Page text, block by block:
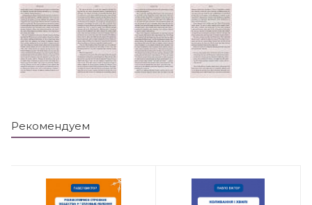
Рекомендуем